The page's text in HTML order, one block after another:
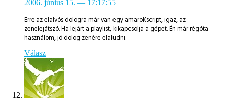
2006. június 15. — 17:17:55
Erre az elalvós dologra már van egy amaroKscript, igaz, az
zenelejátszó. Ha lejárt a playlist, kikapcsolja a gépet. Én már régóta
használom, jó dolog zenére elaludni.
Válasz